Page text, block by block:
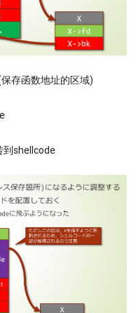
存函数地址的区域)
shellcode